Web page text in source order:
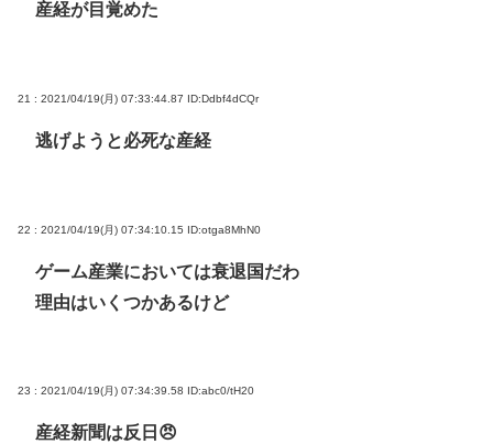
産経が目覚めた
21 : 2021/04/19(月) 07:33:44.87 ID:Ddbf4dCQr
逃げようと必死な産経
22 : 2021/04/19(月) 07:34:10.15 ID:otga8MhN0
ゲーム産業においては衰退国だわ
理由はいくつかあるけど
23 : 2021/04/19(月) 07:34:39.58 ID:abc0/tH20
産経新聞は反日😠